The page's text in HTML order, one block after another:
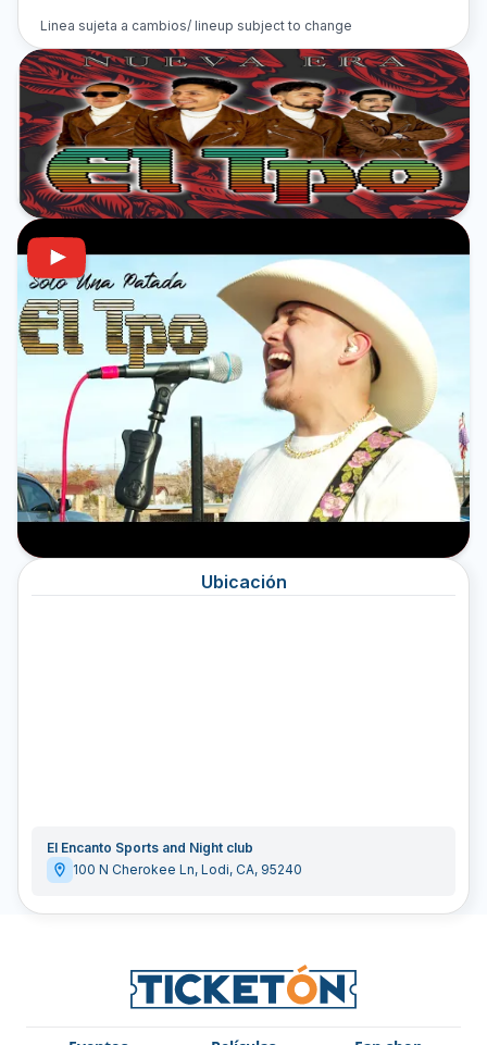
Linea sujeta a cambios/ lineup subject to change
Ubicación
El Encanto Sports and Night club
100 N Cherokee Ln, Lodi, CA, 95240